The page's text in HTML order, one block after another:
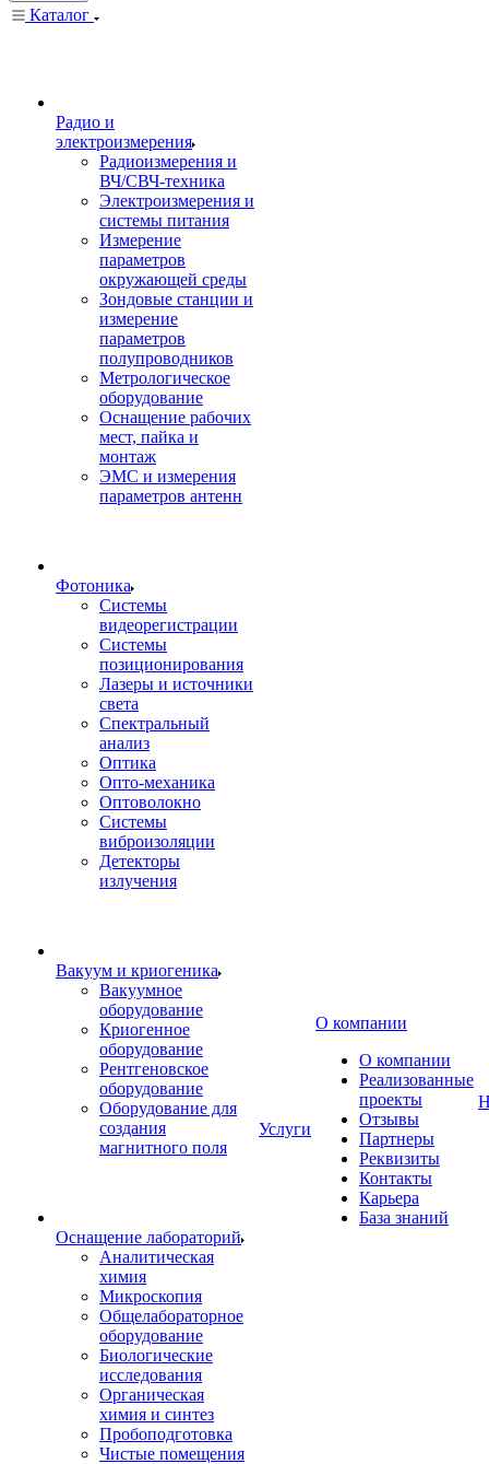
Каталог
Радио и
электроизмерения
Радиоизмерения и
ВЧ/СВЧ-техника
Электроизмерения и
системы питания
Измерение
параметров
окружающей среды
Зондовые станции и
измерение
параметров
полупроводников
Метрологическое
оборудование
Оснащение рабочих
мест, пайка и
монтаж
ЭМС и измерения
параметров антенн
Фотоника
Cистемы
видеорегистрации
Системы
позиционирования
Лазеры и источники
света
Спектральный
анализ
Оптика
Опто-механика
Оптоволокно
Системы
виброизоляции
Детекторы
излучения
Вакуум и криогеника
Вакуумное
оборудование
Криогенное
оборудование
Рентгеновское
оборудование
Оборудование для
создания
магнитного поля
Оснащение лабораторий
Аналитическая
химия
Микроскопия
Общелабораторное
оборудование
Биологические
исследования
Органическая
химия и синтез
Пробоподготовка
Чистые помещения
Услуги
О компании
О компании
Реализованные
проекты
Отзывы
Партнеры
Реквизиты
Контакты
Карьера
База знаний